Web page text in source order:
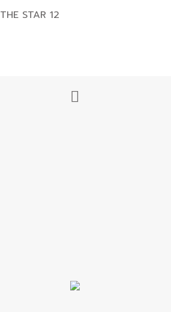
THE STAR 12